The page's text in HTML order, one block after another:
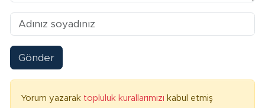
Gönder
Yorum yazarak topluluk kurallarımızı kabul etmiş